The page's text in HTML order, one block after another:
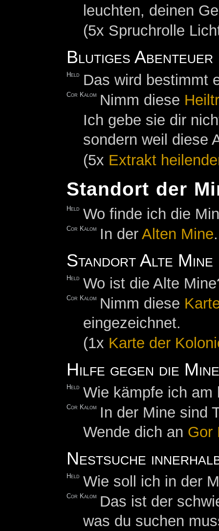
leuchten, deinen
(5x Spruchrolle
Blutiges Abenteuer
Held Das wird bestimmt
Cor Kalom Nimm diese
Ich gebe sie dir
sondern weil diese
(5x Extrakt
Standort der
Held Wo finde ich die
Cor Kalom In derAlten Mine.
Standort Alte Mine
Held Wo ist die Alte
Cor Kalom Nimm diese
eingezeichnet.
(1x Karte der
Hilfe gegen die
Held Wie kämpfe ich am
Cor Kalom
In der Mine sind
Wende dich an Gor
Nestsuche
Held Wie soll ich in der
Cor Kalom
Das ist der
was du suchen